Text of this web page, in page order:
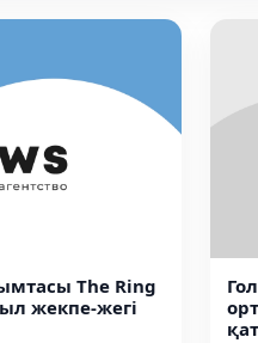
The Ring
жекпе-жегі